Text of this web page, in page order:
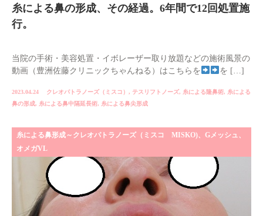
糸による鼻の形成、その経過。6年間で12回処置施
行。
当院の手術・美容処置・イボレーザー取り放題などの施術風景の
動画（豊洲佐藤クリニックちゃんねる）はこちらを
を […]
2023.04.24 クレオパトラノーズ（ミスコ） , テスリフトノーズ, 糸による隆鼻術, 糸による
鼻の形成, 糸による鼻中隔延長術, 糸による鼻尖形成
糸による鼻形成～クレオパトラノーズ（ミスコ MISKO)、Gメッシュ、
オメガVL